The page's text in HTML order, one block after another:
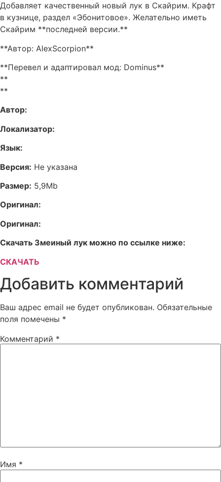
Добавляет качественный новый лук в Скайрим. Крафт
в кузнице, раздел «Эбонитовое». Желательно иметь
Скайрим **последней версии.**
**Автор: AlexScorpion**
**Перевел и адаптировал мод: Dominus**
**
**
Автор:
Локализатор:
Язык:
Версия: Не указана
Размер: 5,9Mb
Оригинал:
Оригинал:
Скачать Змеиный лук можно по ссылке ниже:
СКАЧАТЬ
Добавить комментарий
Ваш адрес email не будет опубликован. Обязательные
поля помечены *
Комментарий *
Имя *